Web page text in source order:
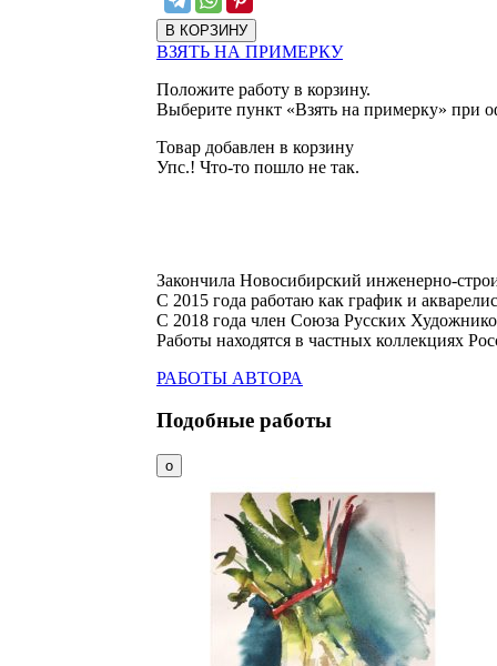
ВЗЯТЬ НА ПРИМЕРКУ
Положите работу в корзину.
Выберите пункт «Взять на примерку» при
Товар добавлен в корзину
Упс.! Что-то пошло не так.
Закончила Новосибирский инженерно-
С 2015 года работаю как график и
С 2018 года член Союза Русских
Работы находятся в частных коллекциях
РАБОТЫ АВТОРА
Подобные работы